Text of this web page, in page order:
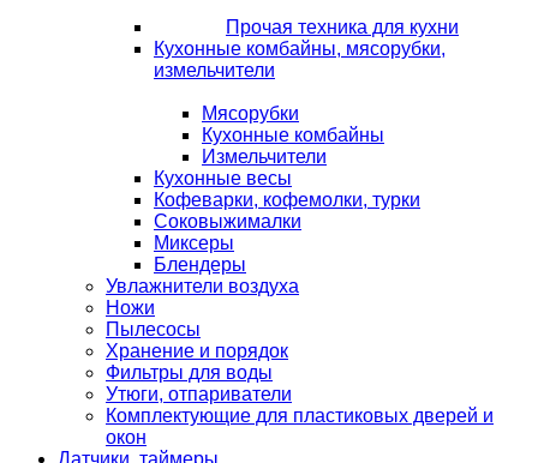
Прочая техника для кухни
Кухонные комбайны, мясорубки,
измельчители
Мясорубки
Кухонные комбайны
Измельчители
Кухонные весы
Кофеварки, кофемолки, турки
Соковыжималки
Миксеры
Блендеры
Увлажнители воздуха
Ножи
Пылесосы
Хранение и порядок
Фильтры для воды
Утюги, отпариватели
Комплектующие для пластиковых дверей и
окон
Датчики, таймеры